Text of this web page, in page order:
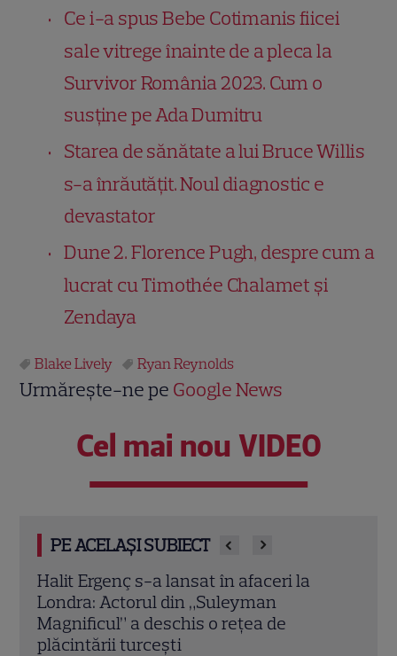
Ce i-a spus Bebe Cotimanis fiicei
sale vitrege înainte de a pleca la
Survivor România 2023. Cum o
susține pe Ada Dumitru
Starea de sănătate a lui Bruce Willis
s-a înrăutățit. Noul diagnostic e
devastator
Dune 2. Florence Pugh, despre cum a
lucrat cu Timothée Chalamet și
Zendaya
Blake Lively Ryan Reynolds
Urmărește-ne pe Google News
Cel mai nou VIDEO
PE ACELAȘI SUBIECT
Vedete din România care au ales nume
speciale pentru copii: de la Nina, fetița
Laurei Cosoi, la Jessica lui Pepe și
Josephine a Ginei Pistol